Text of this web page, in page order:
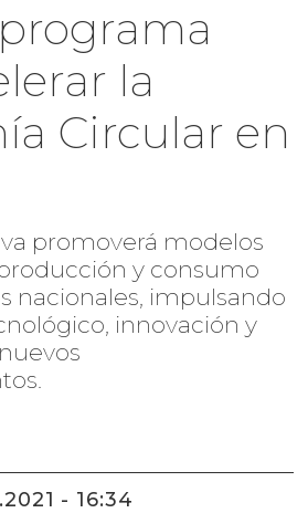
la
Circular en
promoverá modelos
y consumo
nacionales, impulsando
innovación y
- 16:34